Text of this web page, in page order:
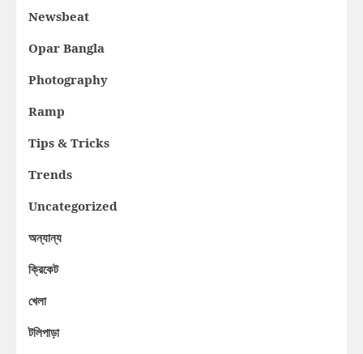
Newsbeat
Opar Bangla
Photography
Ramp
Tips & Tricks
Trends
Uncategorized
অন্যান্য
ক্রিকেট
খেলা
টলিপাড়া